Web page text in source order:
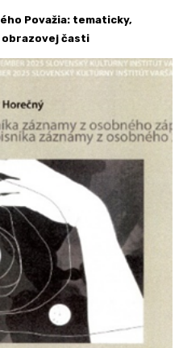
Považia: tematicky,
časti